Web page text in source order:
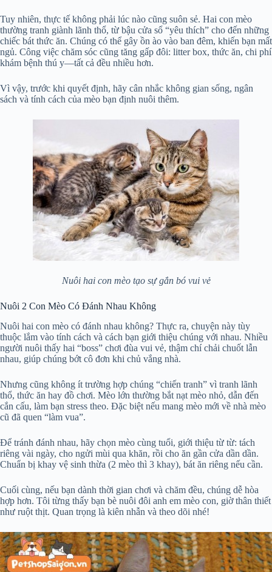
Tuy nhiên, thực tế không phải lúc nào cũng suôn sẻ. Hai con mèo
thường tranh giành lãnh thổ, từ bậu cửa sổ “yêu thích” cho đến những
chiếc bát thức ăn. Chúng có thể gây ồn ào vào ban đêm, khiến bạn mất
ngủ. Công việc chăm sóc cũng tăng gấp đôi: litter box, thức ăn, chi phí
khám bệnh thú y—tất cả đều nhiều hơn.
Vì vậy, trước khi quyết định, hãy cân nhắc không gian sống, ngân
sách và tính cách của mèo bạn định nuôi thêm.
Nuôi hai con mèo tạo sự gắn bó vui vẻ
Nuôi 2 Con Mèo Có Đánh Nhau Không
Nuôi hai con mèo có đánh nhau không? Thực ra, chuyện này tùy
thuộc lắm vào tính cách và cách bạn giới thiệu chúng với nhau. Nhiều
người nuôi thấy hai “boss” chơi đùa vui vẻ, thậm chí chải chuốt lẫn
nhau, giúp chúng bớt cô đơn khi chủ vắng nhà.
Nhưng cũng không ít trường hợp chúng “chiến tranh” vì tranh lãnh
thổ, thức ăn hay đồ chơi. Mèo lớn thường bắt nạt mèo nhỏ, dẫn đến
cắn cấu, làm bạn stress theo. Đặc biệt nếu mang mèo mới về nhà mèo
cũ đã quen “làm vua”.
Để tránh đánh nhau, hãy chọn mèo cùng tuổi, giới thiệu từ từ: tách
riêng vài ngày, cho ngửi mùi qua khăn, rồi cho ăn gần cửa dần dần.
Chuẩn bị khay vệ sinh thừa (2 mèo thì 3 khay), bát ăn riêng nếu cần.
Cuối cùng, nếu bạn dành thời gian chơi và chăm đều, chúng dễ hòa
hợp hơn. Tôi từng thấy bạn bè nuôi đôi anh em mèo con, giờ thân thiết
như ruột thịt. Quan trọng là kiên nhẫn và theo dõi nhé!